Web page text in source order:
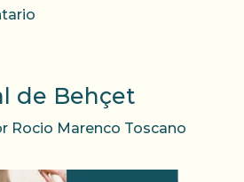
de Behçet
Rocio Marenco Toscano